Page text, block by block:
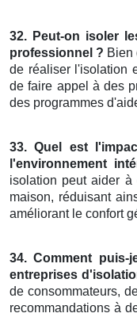
32. Peut-on isoler
professionnel ? Bien
de réaliser l'isolation
de faire appel à des
des programmes
33. Quel est
l'environnement
isolation peut aider
maison, réduisant
améliorant le confort
34. Comment
entreprises
de consommateurs,
recommandations à